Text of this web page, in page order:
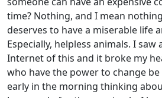
time? Nothing, and I mean
deserves to have a miserable life
Especially, helpless animals. I saw
Internet of this and it broke my
who have the power to change be
early in the morning thinking